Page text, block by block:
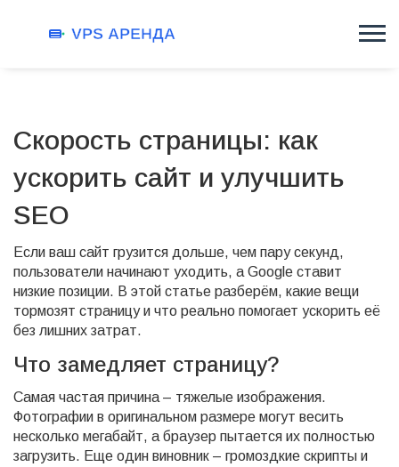
Скорость страницы: как
ускорить сайт и улучшить
SEO
Если ваш сайт грузится дольше, чем пару секунд,
пользователи начинают уходить, а Google ставит
низкие позиции. В этой статье разберём, какие вещи
тормозят страницу и что реально помогает ускорить её
без лишних затрат.
Что замедляет страницу?
Самая частая причина – тяжелые изображения.
Фотографии в оригинальном размере могут весить
несколько мегабайт, а браузер пытается их полностью
загрузить. Еще один виновник – громоздкие скрипты и